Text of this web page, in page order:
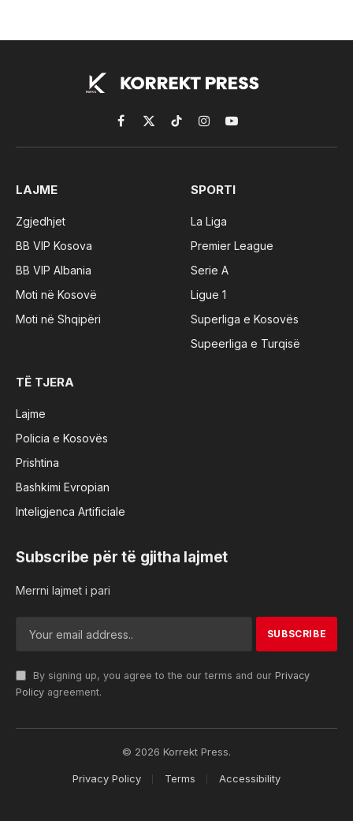
Facebook
X
(Twitter)
TikTokInstagramYouTube
LAJME
Zgjedhjet
BB VIP Kosova
BB VIP Albania
Moti në Kosovë
Moti në Shqipëri
SPORTI
La Liga
Premier League
Serie A
Ligue 1
Superliga e Kosovës
Supeerliga e Turqisë
TË TJERA
Lajme
Policia e Kosovës
Prishtina
Bashkimi Evropian
Inteligjenca Artificiale
Subscribe për të gjitha lajmet
Merrni lajmet i pari
By signing up, you agree to the our terms and our Privacy
Policy agreement.
© 2026 Korrekt Press.
Privacy Policy Terms Accessibility